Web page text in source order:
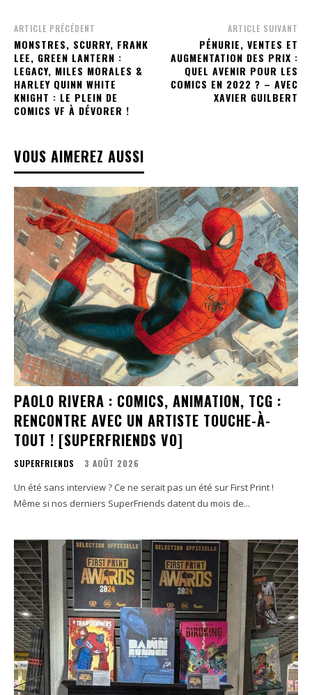
ARTICLE PRÉCÉDENT
MONSTRES, SCURRY, FRANK
LEE, GREEN LANTERN :
LEGACY, MILES MORALES &
HARLEY QUINN WHITE
KNIGHT : LE PLEIN DE
COMICS VF À DÉVORER !
ARTICLE SUIVANT
PÉNURIE, VENTES ET
AUGMENTATION DES PRIX :
QUEL AVENIR POUR LES
COMICS EN 2022 ? – AVEC
XAVIER GUILBERT
VOUS AIMEREZ AUSSI
PAOLO RIVERA : COMICS, ANIMATION, TCG :
RENCONTRE AVEC UN ARTISTE TOUCHE-À-
TOUT ! [SUPERFRIENDS VO]
SUPERFRIENDS 3 AOÛT 2026
Un été sans interview ? Ce ne serait pas un été sur First Print !
Même si nos derniers SuperFriends datent du mois de...